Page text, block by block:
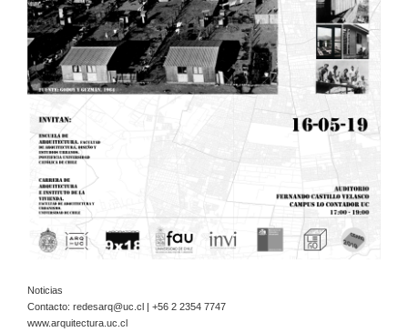
Noticias
Contacto: redesarq@uc.cl | +56 2 2354 7747
www.arquitectura.uc.cl